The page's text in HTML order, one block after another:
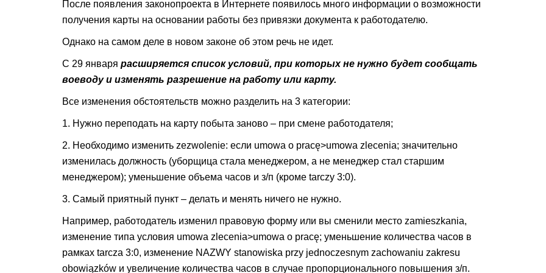
После появления законопроекта в Интернете появилось много информации о возможности
получения карты на основании работы без привязки документа к работодателю.
Однако на самом деле в новом законе об этом речь не идет.
С 29 января расширяется список условий, при которых не нужно будет сообщать
воеводу и изменять разрешение на работу или карту.
Все изменения обстоятельств можно разделить на 3 категории:
1. Нужно переподать на карту побыта заново – при смене работодателя;
2. Необходимо изменить zezwolenie: если umowa o pracę>umowa zlecenia; значительно
изменилась должность (уборщица стала менеджером, а не менеджер стал старшим
менеджером); уменьшение объема часов и з/п (кроме tarczy 3:0).
3. Самый приятный пункт – делать и менять ничего не нужно.
Например, работодатель изменил правовую форму или вы сменили место zamieszkania,
изменение типа условия umowa zlecenia>umowa o pracę; уменьшение количества часов в
рамках tarcza 3:0, изменение NAZWY stanowiska przy jednoczesnym zachowaniu zakresu
obowiązków и увеличение количества часов в случае пропорционального повышения з/п.